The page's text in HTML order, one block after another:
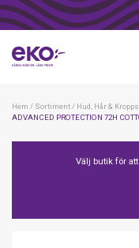
Hem / Sortiment/ Hud, Hår &
ADVANCED PROTECTION 72H
Välj butik för